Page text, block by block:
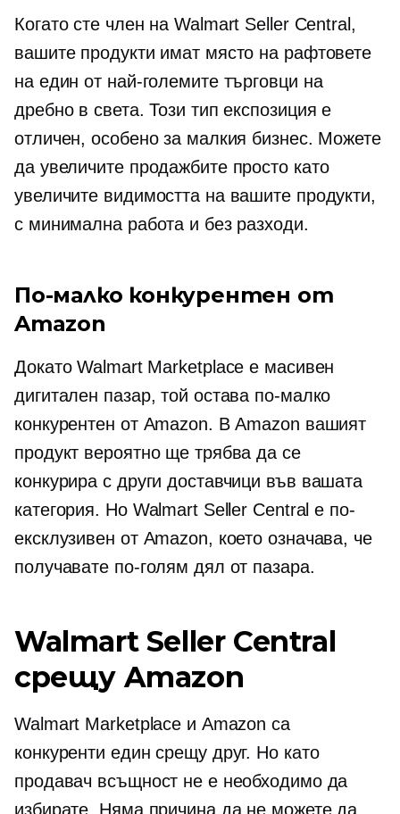
Когато сте член на Walmart Seller Central,
вашите продукти имат място на рафтовете
на един от най-големите търговци на
дребно в света. Този тип експозиция е
отличен, особено за малкия бизнес. Можете
да увеличите продажбите просто като
увеличите видимостта на вашите продукти,
с минимална работа и без разходи.
По-малко конкурентен от
Amazon
Докато Walmart Marketplace е масивен
дигитален пазар, той остава по-малко
конкурентен от Amazon. В Amazon вашият
продукт вероятно ще трябва да се
конкурира с други доставчици във вашата
категория. Но Walmart Seller Central е по-
ексклузивен от Amazon, което означава, че
получавате по-голям дял от пазара.
Walmart Seller Central
срещу Amazon
Walmart Marketplace и Amazon са
конкуренти един срещу друг. Но като
продавач всъщност не е необходимо да
избирате. Няма причина да не можете да